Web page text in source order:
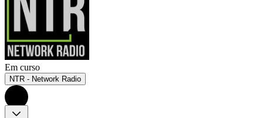
Em curso
NTR - Network Radio